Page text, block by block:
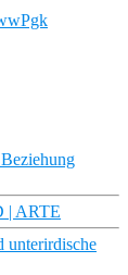
| ARTE
unterirdische